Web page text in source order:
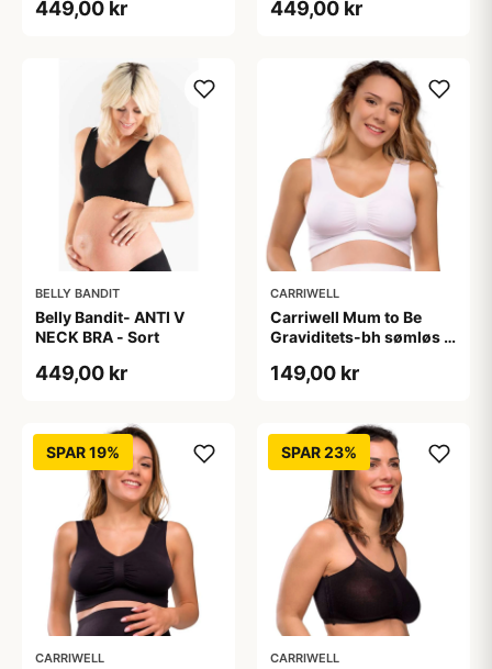
449,00 kr 449,00 kr
BELLY BANDIT
Belly Bandit- ANTI V
NECK BRA - Sort
449,00 kr
CARRIWELL
Carriwell Mum to Be
Graviditets-bh sømløs -
149,00 kr
SPAR 19%
CARRIWELL
SPAR 23%
CARRIWELL